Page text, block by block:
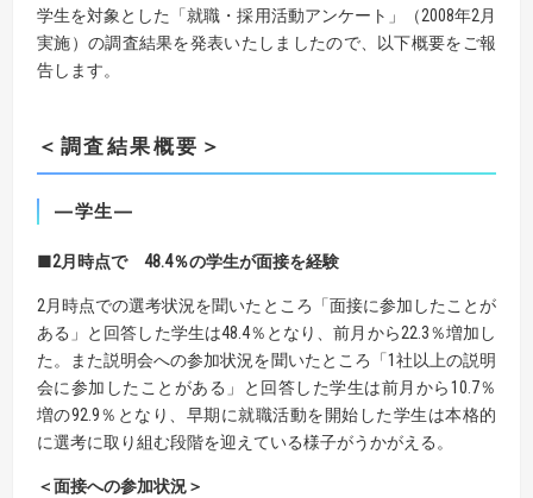
学生を対象とした「就職・採用活動アンケート」（2008年2月
実施）の調査結果を発表いたしましたので、以下概要をご報
告します。
＜調査結果概要＞
―学生―
■2月時点で 48.4％の学生が面接を経験
2月時点での選考状況を聞いたところ「面接に参加したことが
ある」と回答した学生は48.4％となり、前月から22.3％増加し
た。また説明会への参加状況を聞いたところ「1社以上の説明
会に参加したことがある」と回答した学生は前月から10.7％
増の92.9％となり、早期に就職活動を開始した学生は本格的
に選考に取り組む段階を迎えている様子がうかがえる。
＜面接への参加状況＞